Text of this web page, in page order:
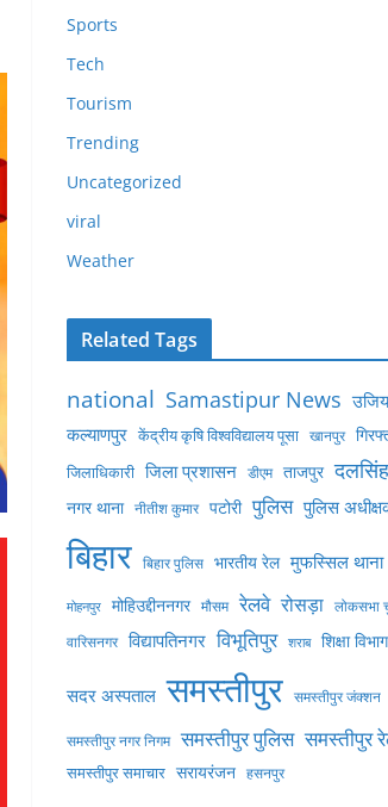
Sports
Tech
Tourism
Trending
Uncategorized
viral
Weather
Related Tags
national Samastipur News
कल्याणपुर केंद्रीय कृषि विश्वविद्यालय पूसा खानपुर
जिलाधिकारी जिला प्रशासन डीएम ताजपुर
नगर थाना नीतीश कुमार पटोरी पुलिस पुलिस
बिहार बिहार पुलिस भारतीय रेल मुफस्सिल थाना
मोहनपुर मोहिउद्दीननगर मौसम रेलवे रोसड़ा लोकसभा
वारिसनगर विद्यापतिनगर विभूतिपुर शराब शिक्षा विभाग
सदर अस्पताल समस्तीपुर समस्तीपुर जंक्शन
समस्तीपुर नगर निगम समस्तीपुर पुलिस समस्तीपुर
समस्तीपुर समाचार सरायरंजन हसनपुर